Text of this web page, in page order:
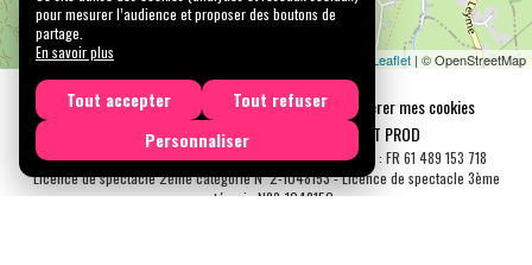
Leaflet | © OpenStreetMap
Mentions légales Confidentialité
Gérer mes cookies
Tous droits réservés © 2026 |
CARREMENT PROD
N° SIRET : 489 153 718 00031 - APE : 9001 Z - N° TVA Int. : FR 61 489 153 718
Licence de spectacle 2ème catégorie N°2-1048153 - Licence de spectacle 3ème
catégorie N°3-1048152
pour mesurer l’audience et proposer des boutons de
partage.
En savoir plus
Tout accepter
Tout refuser
Personnaliser